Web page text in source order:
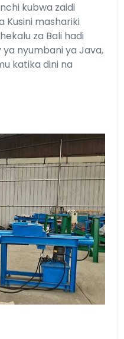
kubwa zaidi
Kusini mashariki
za Bali hadi
nyumbani ya Java,
katika dini na